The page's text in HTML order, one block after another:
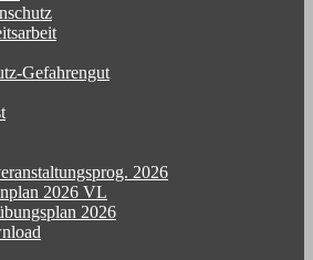
Gefahrengut
2026
2026 VL
2026